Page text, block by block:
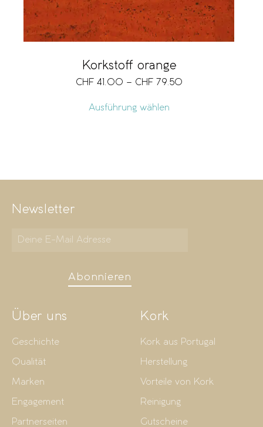
Korkstoff orange
CHF 41.00 – CHF 79.50
Ausführung wählen
Newsletter
Abonnieren
Über uns
Geschichte
Qualität
Marken
Engagement
Partnerseiten
Kork
Kork aus Portugal
Herstellung
Vorteile von Kork
Reinigung
Gutscheine